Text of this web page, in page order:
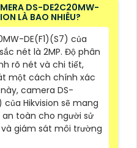
DS-DE2C20MW-
LÀ BAO NHIÊU?
DE(F1)(S7) của
nét là 2MP. Độ phân
rõ nét và chi tiết,
một cách chính xác
camera DS-
của Hikvision sẽ mang
toàn cho người sử
giám sát môi trường